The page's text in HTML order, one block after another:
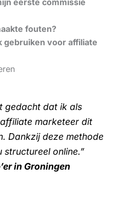
fouten?
gebruiken voor affiliate
gedacht dat ik als
marketeer dit
Dankzij deze methode
structureel online.”
in Groningen